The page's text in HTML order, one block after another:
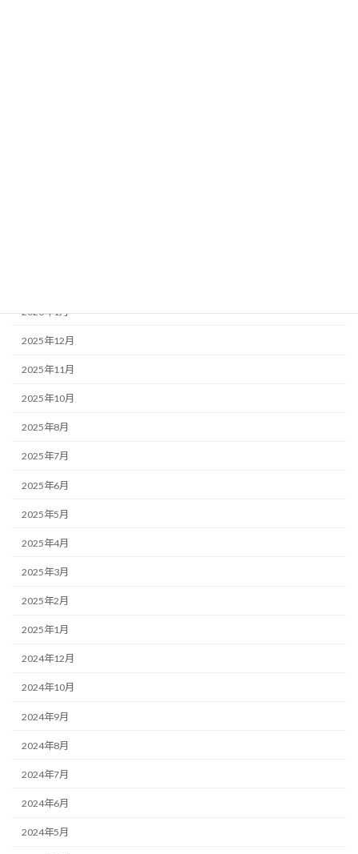
2026年1月
2025年12月
2025年11月
2025年10月
2025年8月
2025年7月
2025年6月
2025年5月
2025年4月
2025年3月
2025年2月
2025年1月
2024年12月
2024年10月
2024年9月
2024年8月
2024年7月
2024年6月
2024年5月